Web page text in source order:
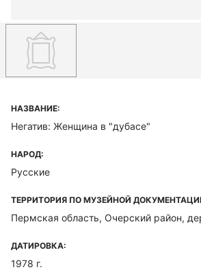
НАЗВАНИЕ:
Негатив: Женщина в "дубасе"
НАРОД:
Русские
ТЕРРИТОРИЯ ПО МУЗЕЙНОЙ
Пермская область, Очерский район,
ДАТИРОВКА:
1978 г.